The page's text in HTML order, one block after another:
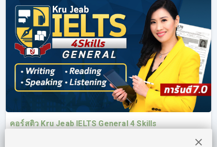
คอร์สติว Kru Jeab IELTS General 4 Skills